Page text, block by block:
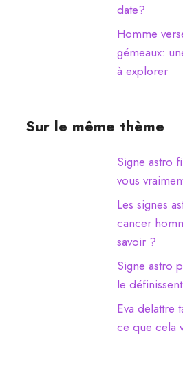
date?
Homme
gémeaux:
à explorer
Sur le même thème
Signe astro
vous
Les signes
cancer
savoir ?
Signe astro
le
Eva delattre
ce que cela